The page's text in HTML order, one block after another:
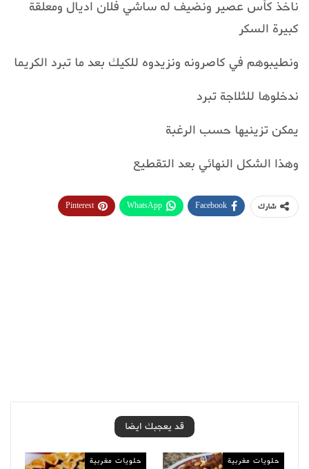
ناخذ كأس عصير ونضيف له ساشي فلان اديال ومعلقة
كبيرة السكر
ونطيبوهم في كاصرونه ونزيدوه للكيك بعد ما تبرد الكريما
ندخلوها للثلاجة تبرد
يمكن تزينيها حسب الرغبة
وهذا الشكل النهائي بعد التقطيع
شارك Facebook
WhatsApp
Pinterest
قد يعجبك ايضا
حلويات مغربية حلويات مغربية